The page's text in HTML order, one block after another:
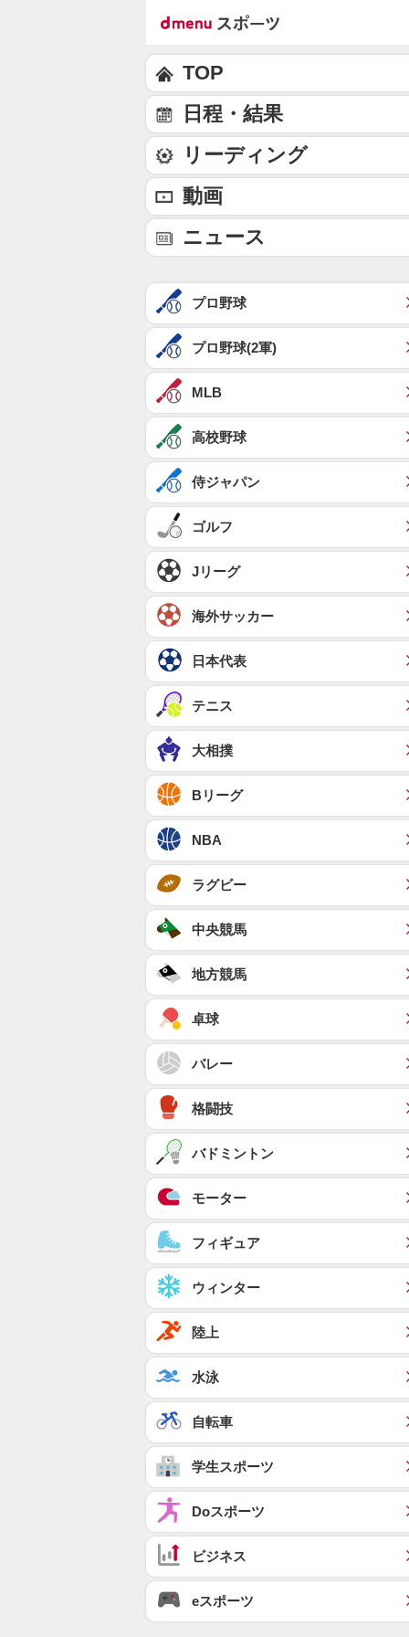
TOP
日程・結果
リーディング
動画
ニュース
プロ野球
プロ野球(2軍)
MLB
高校野球
侍ジャパン
ゴルフ
Jリーグ
海外サッカー
日本代表
テニス
大相撲
Bリーグ
NBA
ラグビー
中央競馬
地方競馬
卓球
バレー
格闘技
バドミントン
モーター
フィギュア
ウィンター
陸上
水泳
自転車
学生スポーツ
Doスポーツ
ビジネス
eスポーツ